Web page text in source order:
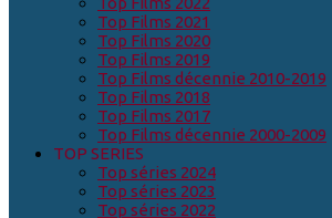
Top Films 2021
Top Films 2020
Top Films 2019
Top Films décennie 2010-2019
Top Films 2018
Top Films 2017
Top Films décennie 2000-2009
TOP SERIES
Top séries 2024
Top séries 2023
Top séries 2022